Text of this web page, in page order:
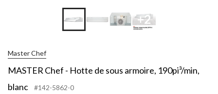
+2
Master Chef
MASTER Chef - Hotte de sous armoire, 190pi³/min,
blanc
#142-5862-0